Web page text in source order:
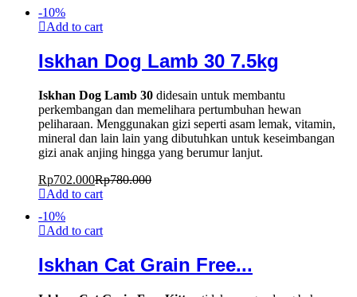
-10%
Add to cart
Iskhan Dog Lamb 30 7.5kg
Iskhan Dog Lamb 30 didesain untuk membantu
perkembangan dan memelihara pertumbuhan hewan
peliharaan. Menggunakan gizi seperti asam lemak, vitamin,
mineral dan lain lain yang dibutuhkan untuk keseimbangan
gizi anak anjing hingga yang berumur lanjut.
Rp702.000Rp780.000
Add to cart
-10%
Add to cart
Iskhan Cat Grain Free...